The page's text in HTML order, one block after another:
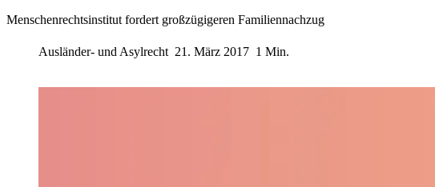
Menschenrechtsinstitut fordert großzügigeren Familiennachzug
Ausländer- und Asylrecht 21. März 2017 1 Min.